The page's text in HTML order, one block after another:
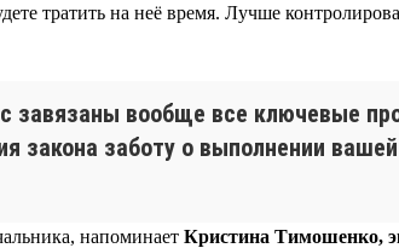
тратить на неё время. Лучше
завязаны вообще все ключевые
закона заботу о выполнении
напоминает Кристина Тимошенко,